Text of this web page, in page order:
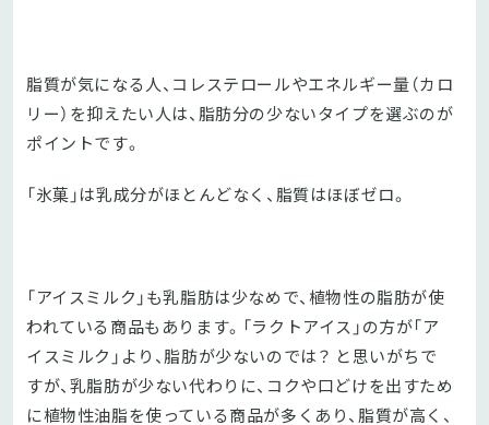
脂質が気になる人、コレステロールやエネルギー量（カロ
リー）を抑えたい人は、脂肪分の少ないタイプを選ぶのが
ポイントです。
「氷菓」は乳成分がほとんどなく、脂質はほぼゼロ。
「アイスミルク」も乳脂肪は少なめで、植物性の脂肪が使
われている商品もあります。「ラクトアイス」の方が「ア
イスミルク」より、脂肪が少ないのでは？ と思いがちで
すが、乳脂肪が少ない代わりに、コクや口どけを出すため
に植物性油脂を使っている商品が多くあり、脂質が高く、